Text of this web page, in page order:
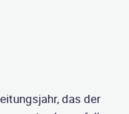
das der